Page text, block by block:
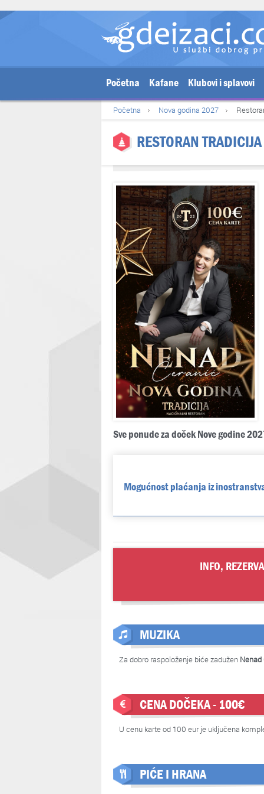
Početna Kafane Klubovi i splavovi
Početna Nova godina 2027
RESTORAN TRADICIJA
Sve ponude za doček Nove godine
Mogućnost plaćanja iz
INFO,
MUZIKA
Za dobro raspoloženje biće zadužen Nenad
CENA DOČEKA - 100€
U cenu karte od 100 eur je uključena
PIĆE I HRANA